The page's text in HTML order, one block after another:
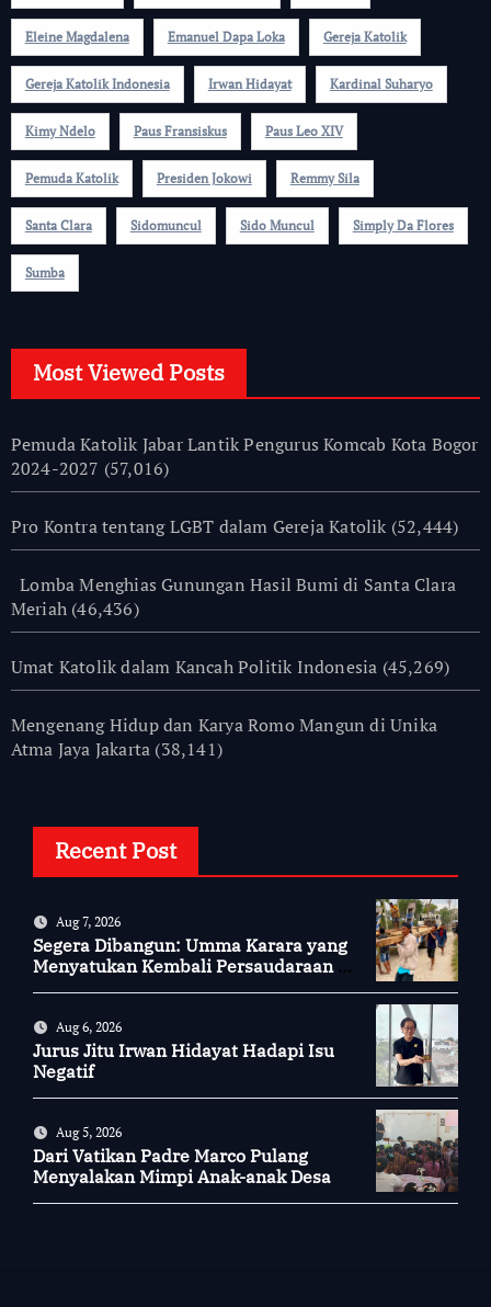
Eleine Magdalena Emanuel Dapa Loka Gereja Katolik
Gereja Katolik Indonesia Irwan Hidayat Kardinal Suharyo
Kimy Ndelo Paus Fransiskus Paus Leo XIV
Pemuda Katolik Presiden Jokowi Remmy Sila
Santa Clara Sidomuncul Sido Muncul Simply Da Flores
Sumba
Most Viewed Posts
Pemuda Katolik Jabar Lantik Pengurus Komcab Kota Bogor
2024-2027 (57,016)
Pro Kontra tentang LGBT dalam Gereja Katolik (52,444)
Lomba Menghias Gunungan Hasil Bumi di Santa Clara
Meriah (46,436)
Umat Katolik dalam Kancah Politik Indonesia (45,269)
Mengenang Hidup dan Karya Romo Mangun di Unika
Atma Jaya Jakarta (38,141)
Recent Post
Aug 7, 2026
Segera Dibangun: Umma Karara yang
Menyatukan Kembali Persaudaraan di
Aug 6, 2026
Jurus Jitu Irwan Hidayat Hadapi Isu
Negatif
Aug 5, 2026
Dari Vatikan Padre Marco Pulang
Menyalakan Mimpi Anak-anak Desa